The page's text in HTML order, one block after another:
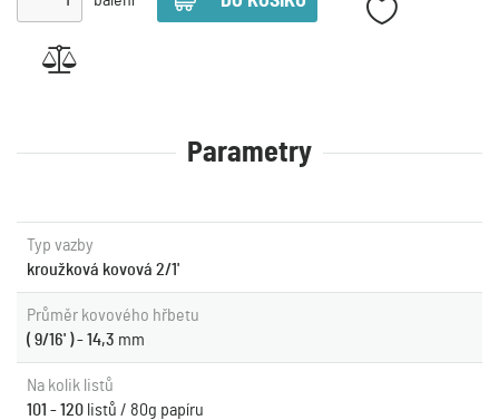
Parametry
Typ vazby
kroužková kovová 2/1'
Průměr kovového hřbetu
( 9/16' ) - 14,3 mm
Na kolik listů
101 - 120 listů / 80g papíru